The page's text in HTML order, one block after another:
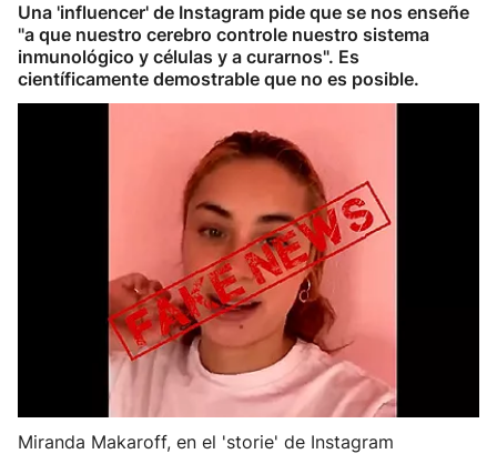
Una 'influencer' de Instagram pide que se nos enseñe
"a que nuestro cerebro controle nuestro sistema
inmunológico y células y a curarnos". Es
científicamente demostrable que no es posible.
Miranda Makaroff, en el 'storie' de Instagram